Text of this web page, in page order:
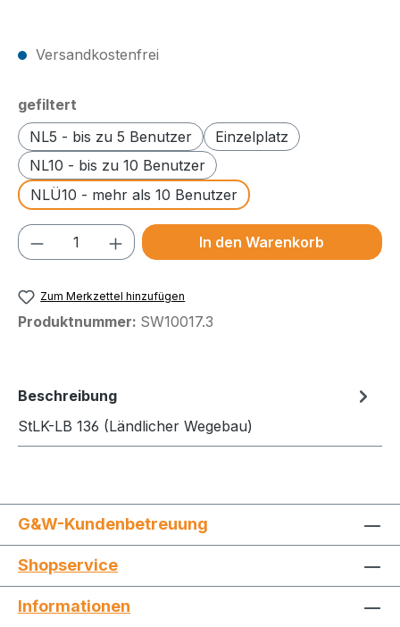
Versandkostenfrei
gefiltert
NL5 - bis zu 5 Benutzer
Einzelplatz
NL10 - bis zu 10 Benutzer
NLÜ10 - mehr als 10 Benutzer
Produkt Anzahl: Gib den gewünschten
In den Warenkorb
Zum Merkzettel hinzufügen
Produktnummer: SW10017.3
Beschreibung
StLK-LB 136 (Ländlicher Wegebau)
G&W-Kundenbetreuung
Shopservice
Informationen